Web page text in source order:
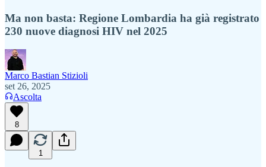
Ma non basta: Regione Lombardia ha già registrato
230 nuove diagnosi HIV nel 2025
Marco Bastian Stizioli
set 26, 2025
Ascolta
8
1